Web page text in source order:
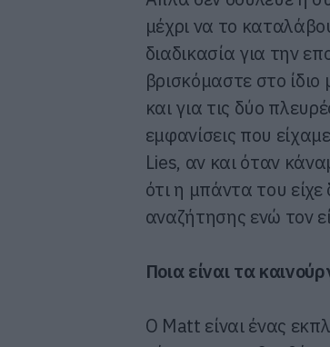
μέχρι να το
διαδικασία για την
βρισκόμαστε στο
και για τις δύο
εμφανίσεις που
Lies, αν και όταν
ότι η μπάντα του
αναζήτησης ενώ τον
Ποια είναι τα
O Matt είναι ένας